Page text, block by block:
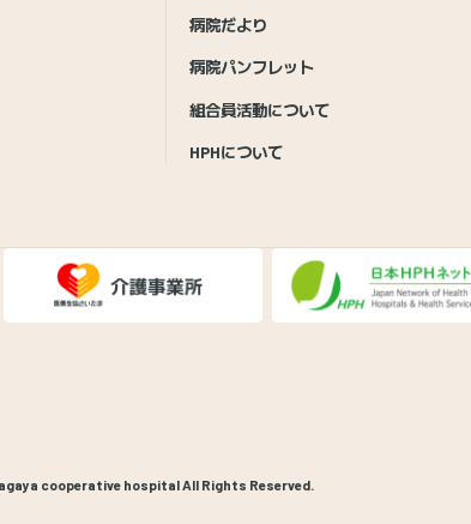
病院だより
病院パンフレット
組合員活動について
HPHについて
cooperative hospital All Rights Reserved.